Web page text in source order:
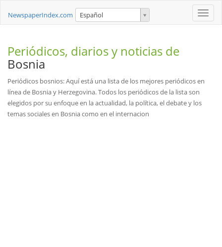
Toggle
NewspaperIndex.com Español
Periódicos, diarios y noticias de
Bosnia
Periódicos bosnios: Aquí está una lista de los mejores periódicos en
línea de Bosnia y Herzegovina. Todos los periódicos de la lista son
elegidos por su enfoque en la actualidad, la política, el debate y los
temas sociales en Bosnia como en el internacion